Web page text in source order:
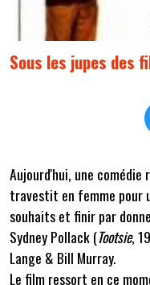
Sous les jupes des
Aujourd'hui, une
travestit en femme pour
souhaits et finir par
Sydney Pollack (Tootsie,
Lange & Bill Murray.
Le film ressort en ce